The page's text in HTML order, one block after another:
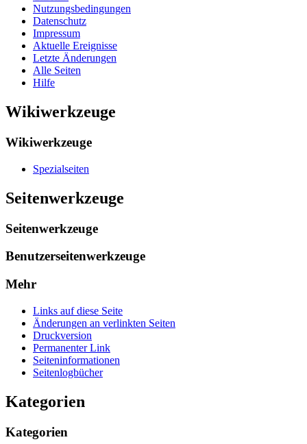
Nutzungsbedingungen
Datenschutz
Impressum
Aktuelle Ereignisse
Letzte Änderungen
Alle Seiten
Hilfe
Wikiwerkzeuge
Wikiwerkzeuge
Spezialseiten
Seitenwerkzeuge
Seitenwerkzeuge
Benutzerseitenwerkzeuge
Mehr
Links auf diese Seite
Änderungen an verlinkten Seiten
Druckversion
Permanenter Link
Seiten­­informationen
Seitenlogbücher
Kategorien
Kategorien